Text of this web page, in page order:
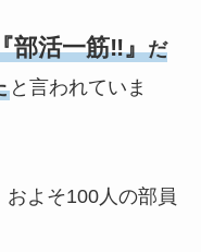
部活一筋‼』だ
と言われていま
よそ100人の部員